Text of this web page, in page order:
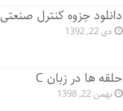
دانلود جزوه کنترل صنعتی
دی 22, 1392
حلقه ها در زبان C
بهمن 22, 1398